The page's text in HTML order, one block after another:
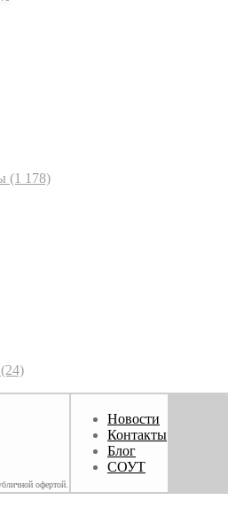
(1 178)
(24)
офертой.
Новости
Контакты
Блог
СОУТ